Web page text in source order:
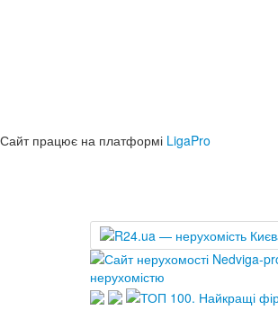
Сайт працює на платформі LigaPro